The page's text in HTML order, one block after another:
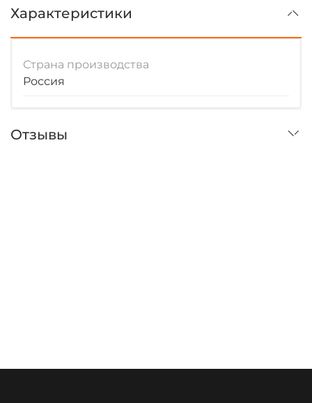
Характеристики
Страна производства
Россия
Отзывы